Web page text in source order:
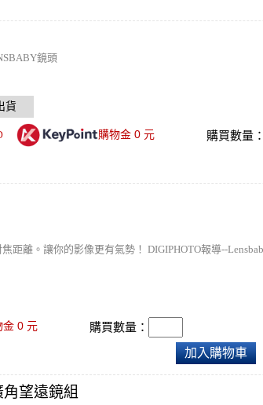
鏡頭
購物金 0元 購買數量：
距離。讓你的影像更有氣勢！ DIGIPHOTO報導--
金 0元 購買數量：
加入購物車
角望遠鏡組